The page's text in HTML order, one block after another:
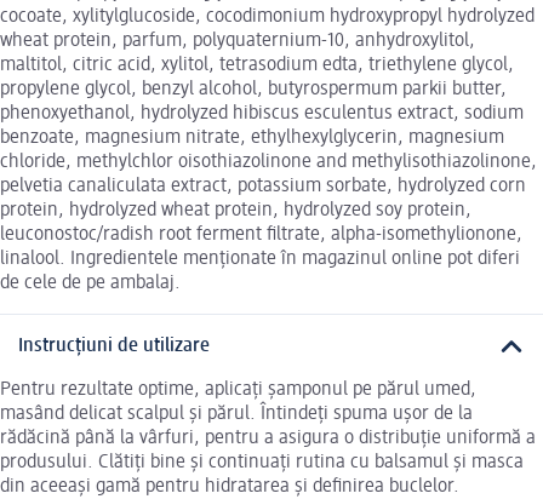
cocoate, xylitylglucoside, cocodimonium hydroxypropyl hydrolyzed
wheat protein, parfum, polyquaternium-10, anhydroxylitol,
maltitol, citric acid, xylitol, tetrasodium edta, triethylene glycol,
propylene glycol, benzyl alcohol, butyrospermum parkii butter,
phenoxyethanol, hydrolyzed hibiscus esculentus extract, sodium
benzoate, magnesium nitrate, ethylhexylglycerin, magnesium
chloride, methylchlor oisothiazolinone and methylisothiazolinone,
pelvetia canaliculata extract, potassium sorbate, hydrolyzed corn
protein, hydrolyzed wheat protein, hydrolyzed soy protein,
leuconostoc/radish root ferment filtrate, alpha-isomethylionone,
linalool. Ingredientele menționate în magazinul online pot diferi
de cele de pe ambalaj.
Instrucțiuni de utilizare
Pentru rezultate optime, aplicați șamponul pe părul umed,
masând delicat scalpul și părul. Întindeți spuma ușor de la
rădăcină până la vârfuri, pentru a asigura o distribuție uniformă a
produsului. Clătiți bine și continuați rutina cu balsamul și masca
din aceeași gamă pentru hidratarea și definirea buclelor.